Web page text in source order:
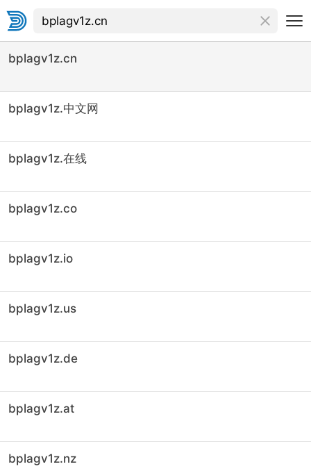
bplagv1z.cn
bplagv1z.中文网
bplagv1z.在线
bplagv1z.co
bplagv1z.io
bplagv1z.us
bplagv1z.de
bplagv1z.at
bplagv1z.nz